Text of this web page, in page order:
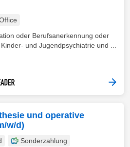
oder Berufsanerkennung oder
und Jugendpsychiatrie und ...
und operative
w/d)
Sonderzahlung